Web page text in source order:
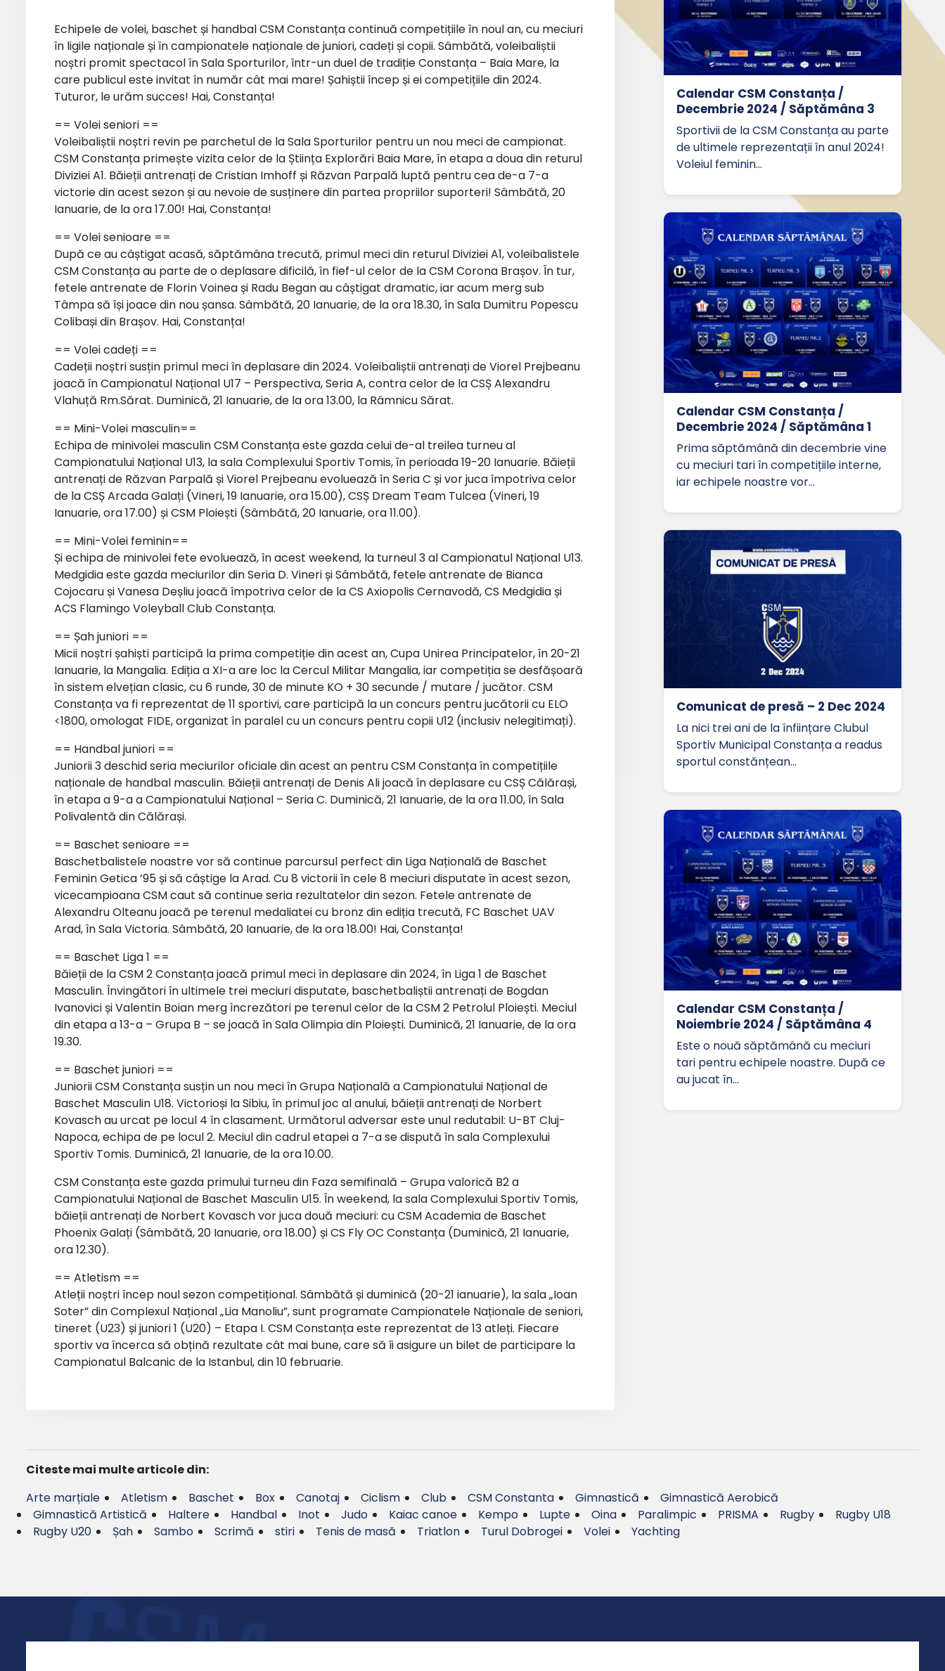
Echipele de volei, baschet și handbal CSM Constanța continuă competițiile în noul an, cu meciuri
în ligile naționale și în campionatele naționale de juniori, cadeți și copii. Sâmbătă, voleibaliștii
noștri promit spectacol în Sala Sporturilor, într-un duel de tradiție Constanța – Baia Mare, la
care publicul este invitat în număr cât mai mare! Șahiștii încep și ei competițiile din 2024.
Tuturor, le urăm succes! Hai, Constanța!
== Volei seniori ==
Voleibaliștii noștri revin pe parchetul de la Sala Sporturilor pentru un nou meci de campionat.
CSM Constanța primește vizita celor de la Știința Explorări Baia Mare, în etapa a doua din returul
Diviziei A1. Băieții antrenați de Cristian Imhoff și Răzvan Parpală luptă pentru cea de-a 7-a
victorie din acest sezon și au nevoie de susținere din partea propriilor suporteri! Sâmbătă, 20
Ianuarie, de la ora 17.00! Hai, Constanța!
== Volei senioare ==
După ce au câștigat acasă, săptămâna trecută, primul meci din returul Diviziei A1, voleibalistele
CSM Constanța au parte de o deplasare dificilă, în fief-ul celor de la CSM Corona Brașov. În tur,
fetele antrenate de Florin Voinea și Radu Began au câștigat dramatic, iar acum merg sub
Tâmpa să își joace din nou șansa. Sâmbătă, 20 Ianuarie, de la ora 18.30, în Sala Dumitru Popescu
Colibași din Brașov. Hai, Constanța!
== Volei cadeți ==
Cadeții noștri susțin primul meci în deplasare din 2024. Voleibaliștii antrenați de Viorel Prejbeanu
joacă în Campionatul Național U17 – Perspectiva, Seria A, contra celor de la CSȘ Alexandru
Vlahuță Rm.Sărat. Duminică, 21 Ianuarie, de la ora 13.00, la Râmnicu Sărat.
== Mini-Volei masculin==
Echipa de minivolei masculin CSM Constanța este gazda celui de-al treilea turneu al
Campionatului Național U13, la sala Complexului Sportiv Tomis, în perioada 19-20 Ianuarie. Băieții
antrenați de Răzvan Parpală și Viorel Prejbeanu evoluează în Seria C și vor juca împotriva celor
de la CSȘ Arcada Galați (Vineri, 19 Ianuarie, ora 15.00), CSȘ Dream Team Tulcea (Vineri, 19
Ianuarie, ora 17.00) și CSM Ploiești (Sâmbătă, 20 Ianuarie, ora 11.00).
== Mini-Volei feminin==
Și echipa de minivolei fete evoluează, în acest weekend, la turneul 3 al Campionatul Național U13.
Medgidia este gazda meciurilor din Seria D. Vineri și Sâmbătă, fetele antrenate de Bianca
Cojocaru și Vanesa Deșliu joacă împotriva celor de la CS Axiopolis Cernavodă, CS Medgidia și
ACS Flamingo Voleyball Club Constanța.
== Șah juniori ==
Micii noștri șahiști participă la prima competiție din acest an, Cupa Unirea Principatelor, în 20-21
Ianuarie, la Mangalia. Ediția a XI-a are loc la Cercul Militar Mangalia, iar competiția se desfășoară
în sistem elvețian clasic, cu 6 runde, 30 de minute KO + 30 secunde / mutare / jucător. CSM
Constanța va fi reprezentat de 11 sportivi, care participă la un concurs pentru jucătorii cu ELO
<1800, omologat FIDE, organizat în paralel cu un concurs pentru copii U12 (inclusiv nelegitimați).
== Handbal juniori ==
Juniorii 3 deschid seria meciurilor oficiale din acest an pentru CSM Constanța în competițiile
naționale de handbal masculin. Băieții antrenați de Denis Ali joacă în deplasare cu CSȘ Călărași,
în etapa a 9-a a Campionatului Național – Seria C. Duminică, 21 Ianuarie, de la ora 11.00, în Sala
Polivalentă din Călărași.
== Baschet senioare ==
Baschetbalistele noastre vor să continue parcursul perfect din Liga Națională de Baschet
Feminin Getica ’95 și să câștige la Arad. Cu 8 victorii în cele 8 meciuri disputate în acest sezon,
vicecampioana CSM caut să continue seria rezultatelor din sezon. Fetele antrenate de
Alexandru Olteanu joacă pe terenul medaliatei cu bronz din ediția trecută, FC Baschet UAV
Arad, în Sala Victoria. Sâmbătă, 20 Ianuarie, de la ora 18.00! Hai, Constanța!
== Baschet Liga 1 ==
Băieții de la CSM 2 Constanța joacă primul meci în deplasare din 2024, în Liga 1 de Baschet
Masculin. Învingători în ultimele trei meciuri disputate, baschetbaliștii antrenați de Bogdan
Ivanovici și Valentin Boian merg încrezători pe terenul celor de la CSM 2 Petrolul Ploiești. Meciul
din etapa a 13-a – Grupa B – se joacă în Sala Olimpia din Ploiești. Duminică, 21 Ianuarie, de la ora
19.30.
== Baschet juniori ==
Juniorii CSM Constanța susțin un nou meci în Grupa Națională a Campionatului Național de
Baschet Masculin U18. Victorioși la Sibiu, în primul joc al anului, băieții antrenați de Norbert
Kovasch au urcat pe locul 4 în clasament. Următorul adversar este unul redutabil: U-BT Cluj-
Napoca, echipa de pe locul 2. Meciul din cadrul etapei a 7-a se dispută în sala Complexului
Sportiv Tomis. Duminică, 21 Ianuarie, de la ora 10.00.
CSM Constanța este gazda primului turneu din Faza semifinală – Grupa valorică B2 a
Campionatului Național de Baschet Masculin U15. În weekend, la sala Complexului Sportiv Tomis,
băieții antrenați de Norbert Kovasch vor juca două meciuri: cu CSM Academia de Baschet
Phoenix Galați (Sâmbătă, 20 Ianuarie, ora 18.00) și CS Fly OC Constanța (Duminică, 21 Ianuarie,
ora 12.30).
== Atletism ==
Atleții noștri încep noul sezon competițional. Sâmbătă și duminică (20-21 ianuarie), la sala „Ioan
Soter” din Complexul Național „Lia Manoliu”, sunt programate Campionatele Naționale de seniori,
tineret (U23) și juniori 1 (U20) – Etapa I. CSM Constanța este reprezentat de 13 atleți. Fiecare
sportiv va încerca să obțină rezultate cât mai bune, care să îi asigure un bilet de participare la
Campionatul Balcanic de la Istanbul, din 10 februarie.
Calendar CSM Constanța /
Decembrie 2024 / Săptămâna 3
Sportivii de la CSM Constanța au parte
de ultimele reprezentații în anul 2024!
Voleiul feminin…
Calendar CSM Constanța /
Decembrie 2024 / Săptămâna 1
Prima săptămână din decembrie vine
cu meciuri tari în competițiile interne,
iar echipele noastre vor…
Comunicat de presă – 2 Dec 2024
La nici trei ani de la înființare Clubul
Sportiv Municipal Constanța a readus
sportul constănțean…
Calendar CSM Constanța /
Noiembrie 2024 / Săptămâna 4
Este o nouă săptămână cu meciuri
tari pentru echipele noastre. După ce
au jucat în…
Citeste mai multe articole din:
Arte marțiale
Atletism Baschet Box Canotaj Ciclism Club CSM Constanta Gimnastică
Gimnastică Aerobică
Gimnastică Artistică
Haltere Handbal Inot Judo Kaiac canoe Kempo Lupte Oina Paralimpic PRISMA Rugby
Rugby U18
Rugby U20
Șah Sambo Scrimă stiri Tenis de masă Triatlon Turul Dobrogei Volei Yachting